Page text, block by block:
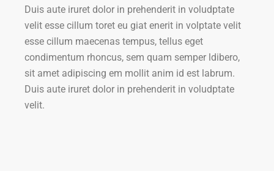
Duis aute iruret dolor in prehenderit in voludptate
velit esse cillum toret eu giat enerit in volptate velit
esse cillum maecenas tempus, tellus eget
condimentum rhoncus, sem quam semper ldibero,
sit amet adipiscing em mollit anim id est labrum.
Duis aute iruret dolor in prehenderit in voludptate
velit.